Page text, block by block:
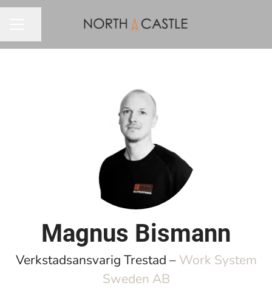
Magnus Bismann
Verkstadsansvarig Trestad – Work System
Sweden AB